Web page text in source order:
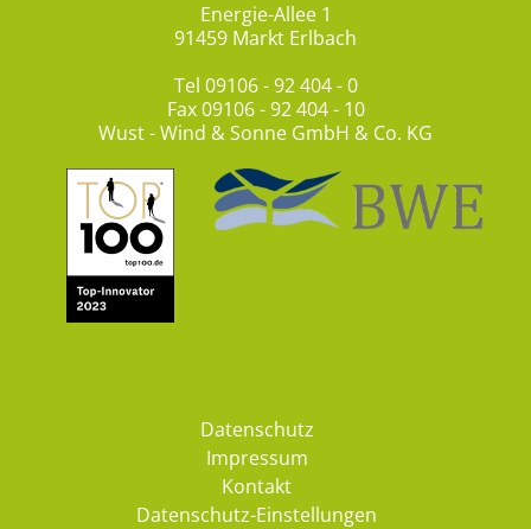
Energie-Allee 1
91459 Markt Erlbach
Tel 09106 - 92 404 - 0
Fax 09106 - 92 404 - 10
Wust - Wind & Sonne GmbH & Co. KG
Datenschutz
Impressum
Kontakt
Datenschutz-Einstellungen